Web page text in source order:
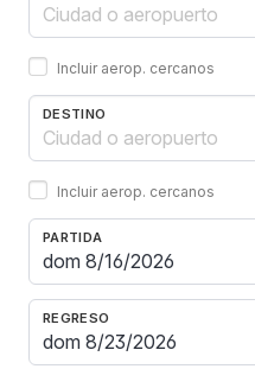
Incluir aerop. cercanos
DESTINO
Incluir aerop. cercanos
PARTIDA
REGRESO